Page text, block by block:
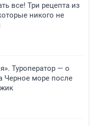
все! Три рецепта из
никого не
Туроператор — о
Черное море после